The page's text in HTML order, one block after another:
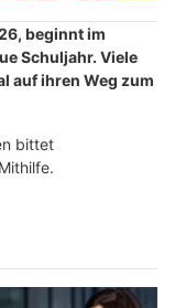
beginnt im
Schuljahr. Viele
auf ihren Weg zum
bittet